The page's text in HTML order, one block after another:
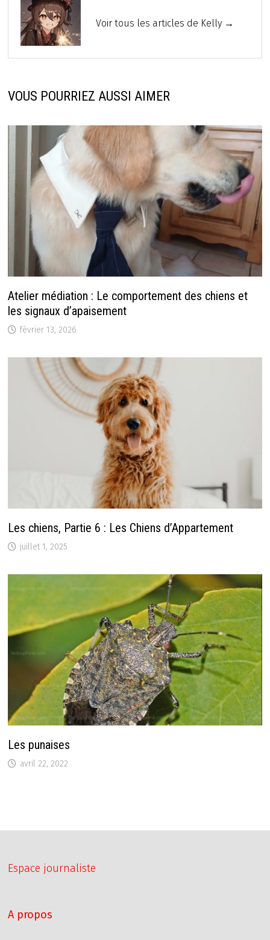
Voir tous les articles de Kelly →
VOUS POURRIEZ AUSSI AIMER
Atelier médiation : Le comportement des chiens et
les signaux d’apaisement
février 13, 2026
Les chiens, Partie 6 : Les Chiens d’Appartement
juillet 1, 2025
Les punaises
avril 22, 2022
Espace journaliste
A propos